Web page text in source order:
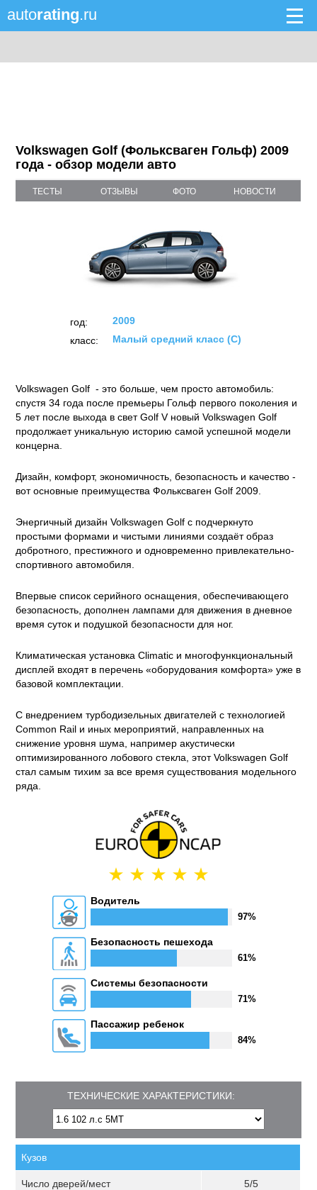
autorating.ru
Volkswagen Golf (Фольксваген Гольф) 2009
года - обзор модели авто
ТЕСТЫ ОТЗЫВЫ ФОТО НОВОСТИ
год:
2009
класс:
Малый средний класс (C)
Volkswagen Golf - это больше, чем просто автомобиль:
спустя 34 года после премьеры Гольф первого поколения и
5 лет после выхода в свет Golf V новый Volkswagen Golf
продолжает уникальную историю самой успешной модели
концерна.
Дизайн, комфорт, экономичность, безопасность и качество -
вот основные преимущества Фольксваген Golf 2009.
Энергичный дизайн Volkswagen Golf с подчеркнуто
простыми формами и чистыми линиями создаёт образ
добротного, престижного и одновременно привлекательно-
спортивного автомобиля.
Впервые список серийного оснащения, обеспечивающего
безопасность, дополнен лампами для движения в дневное
время суток и подушкой безопасности для ног.
Климатическая установка Climatic и многофункциональный
дисплей входят в перечень «оборудования комфорта» уже в
базовой комплектации.
С внедрением турбодизельных двигателей с технологией
Common Rail и иных мероприятий, направленных на
снижение уровня шума, например акустически
оптимизированного лобового стекла, этот Volkswagen Golf
стал самым тихим за все время существования модельного
ряда.
Водитель
97%
Безопасность пешехода
61%
Системы безопасности
71%
Пассажир ребенок
84%
ТЕХНИЧЕСКИЕ ХАРАКТЕРИСТИКИ:
Кузов
Число дверей/мест 5/5